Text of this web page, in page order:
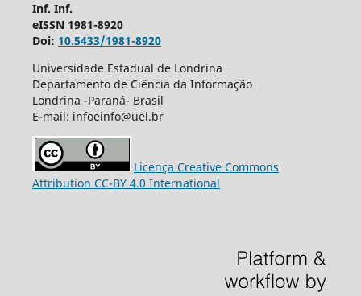
Inf. Inf.
eISSN 1981-8920
Doi: 10.5433/1981-8920
Universidade Estadual de Londrina
Departamento de Ciência da Informação
Londrina -Paraná- Brasil
E-mail: infoeinfo@uel.br
Licença Creative Commons
Attribution CC-BY 4.0 International